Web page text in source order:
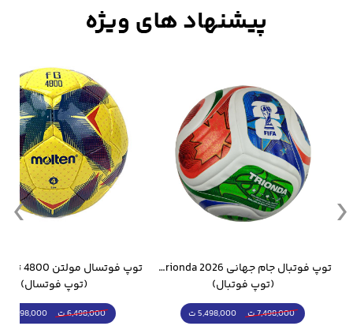
توپ فوتبال جام جهانی 2026 Trionda مشابه اورجینال
(توپ فوتبال)
7,498,000 ت 5,498,000 ت
(توپ فوتسال)
6,498,000 ت 5,298,000 ت